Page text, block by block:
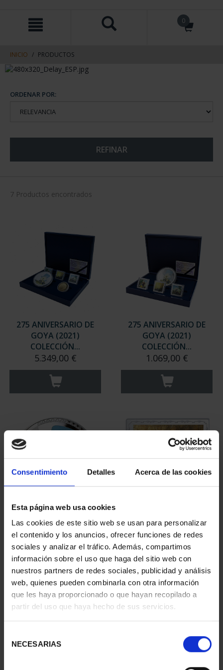
Consentimiento Detalles Acerca de las cookies
Esta página web usa cookies
Las cookies de este sitio web se usan para personalizar
el contenido y los anuncios, ofrecer funciones de redes
sociales y analizar el tráfico. Además, compartimos
información sobre el uso que haga del sitio web con
nuestros partners de redes sociales, publicidad y análisis
web, quienes pueden combinarla con otra información
que les haya proporcionado o que hayan recopilado a
partir del uso que haya hecho de sus servicios.
NECESARIAS
contenido
navegacin
0
INICIO PRODUCTOS
ORDENAR POR:
REFINAR
7 Productos encontrados
275 ANIVERSARIO DE
GOYA (2021)
COLECCIÓN...
5.349,00 €
275 ANIVERSARIO DE
GOYA (2021)
COLECCIÓN...
1.069,00 €
GOYA (2021)
CINCUENTI...
610,00 €
GOYA (2021) PERRO
153,00 €